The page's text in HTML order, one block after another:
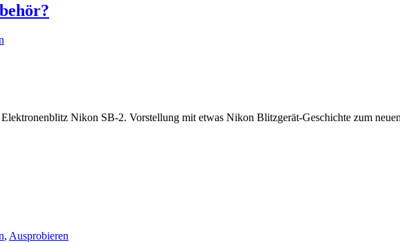
Nikon SB-2. Vorstellung mit etwas Nikon Blitzgerät-Geschichte zum
, Ausprobieren